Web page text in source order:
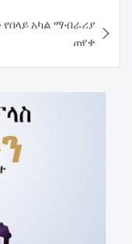
አካል ማብራሪያ
ጠየቀ